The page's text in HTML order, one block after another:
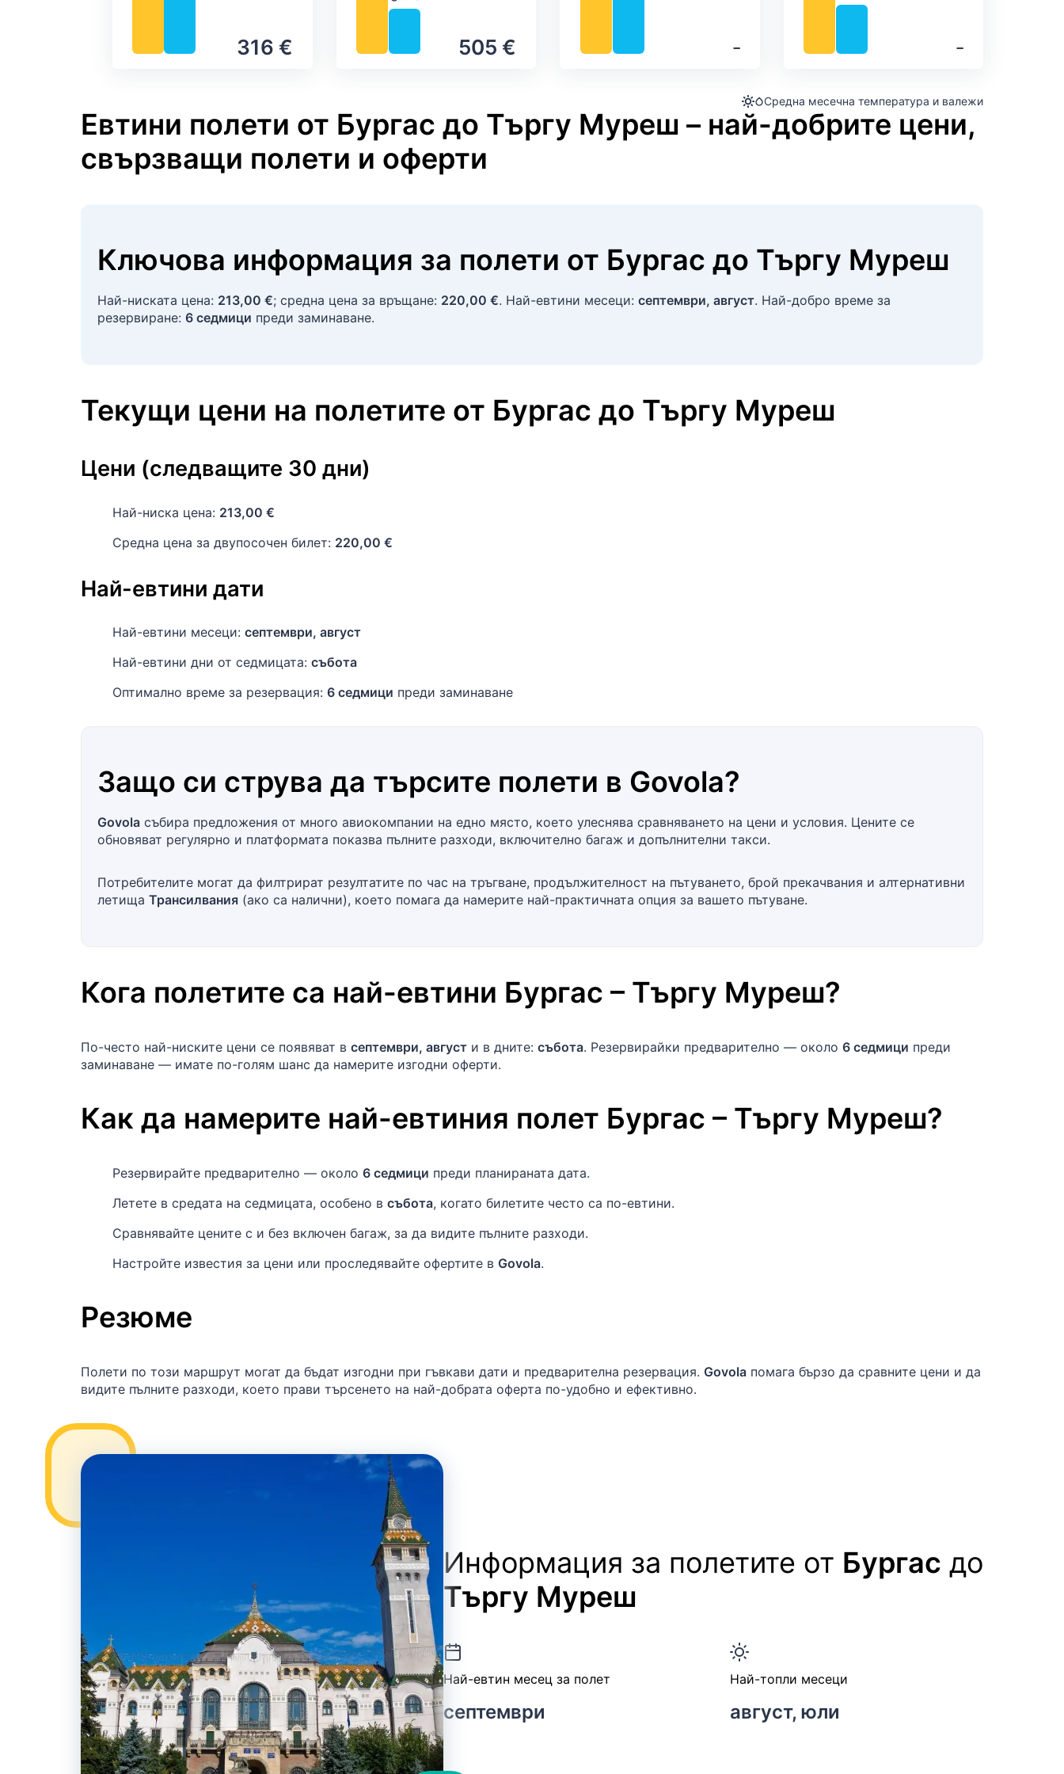
316 € 505 € ‐ ‐
Средна месечна температура и валежи
Евтини полети от Бургас до Търгу Муреш – най-добрите цени,
свързващи полети и оферти
Ключова информация за полети от Бургас до Търгу Муреш
Най-ниската цена: 213,00 €; средна цена за връщане: 220,00 €. Най-евтини месеци: септември, август. Най-добро време за
резервиране: 6 седмици преди заминаване.
Текущи цени на полетите от Бургас до Търгу Муреш
Цени (следващите 30 дни)
Най-ниска цена: 213,00 €
Средна цена за двупосочен билет: 220,00 €
Най-евтини дати
Най-евтини месеци: септември, август
Най-евтини дни от седмицата: събота
Оптимално време за резервация: 6 седмици преди заминаване
Защо си струва да търсите полети в Govola?
Govola събира предложения от много авиокомпании на едно място, което улеснява сравняването на цени и условия. Цените се
обновяват регулярно и платформата показва пълните разходи, включително багаж и допълнителни такси.
Потребителите могат да филтрират резултатите по час на тръгване, продължителност на пътуването, брой прекачвания и алтернативни
летища Трансилвания (ако са налични), което помага да намерите най-практичната опция за вашето пътуване.
Кога полетите са най-евтини Бургас – Търгу Муреш?
По-често най-ниските цени се появяват в септември, август и в дните: събота. Резервирайки предварително — около 6 седмици преди
заминаване — имате по-голям шанс да намерите изгодни оферти.
Как да намерите най-евтиния полет Бургас – Търгу Муреш?
Резервирайте предварително — около 6 седмици преди планираната дата.
Летете в средата на седмицата, особено в събота, когато билетите често са по-евтини.
Сравнявайте цените с и без включен багаж, за да видите пълните разходи.
Настройте известия за цени или проследявайте офертите в Govola.
Резюме
Полети по този маршрут могат да бъдат изгодни при гъвкави дати и предварителна резервация. Govola помага бързо да сравните цени и да
видите пълните разходи, което прави търсенето на най-добрата оферта по-удобно и ефективно.
Информация за полетите от Бургас до
Търгу Муреш
Най-евтин месец за полет
септември
Най-топли месеци
август, юли